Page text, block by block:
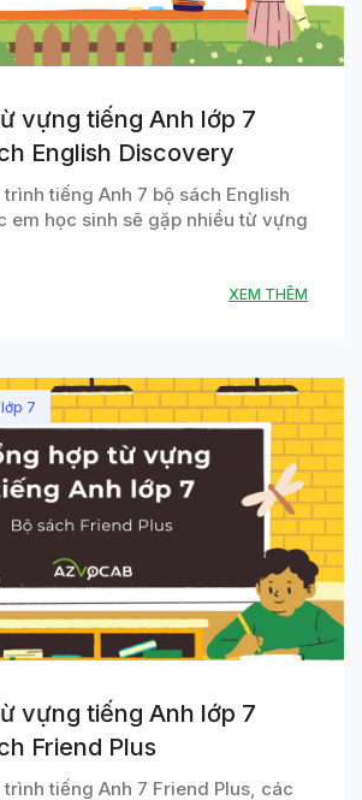
vựng tiếng Anh lớp 7
English Discovery
tiếng Anh 7 bộ sách English
em học sinh sẽ gặp nhiều từ vựng
XEM THÊM
7
vựng tiếng Anh lớp 7
Friend Plus
tiếng Anh 7 Friend Plus, các